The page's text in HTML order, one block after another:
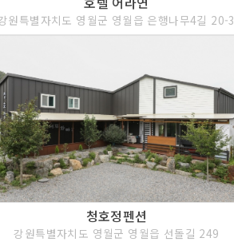
원특별자치도 영월군 영월읍 은행나무4길 20-3
청호정펜션
강원특별자치도 영월군 영월읍 선돌길 249